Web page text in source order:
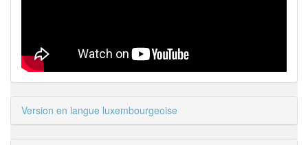
Version en langue luxembourgeoise